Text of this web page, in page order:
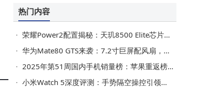
热门内容
荣耀Power2配置揭秘：天玑8500 Elite芯片搭配10080mAh大电池，2026年1月见
华为Mate80 GTS来袭：7.2寸巨屏配风扇，麒麟9030 Pro芯片性能拉满
2025年第51周国内手机销量榜：苹果重返榜首，华为紧随其后
小米Watch 5深度评测：手势隔空操控引领智能手表交互新潮流